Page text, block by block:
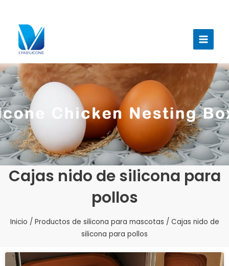
contenido
Cajas nido de silicona para
pollos
Inicio / Productos de silicona para mascotas / Cajas nido de
silicona para pollos